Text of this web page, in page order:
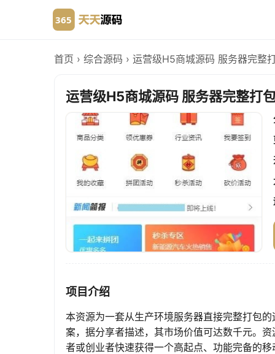
首页 › 综合源码 › 运营级H5商城源码 服务器完整
运营级H5商城源码 服务器完整打
项目介绍
本资源为一套从生产环境服务器直接完整打包
案，据分享者描述，其市场价值可达数千元。
者或创业者快速获得一个高起点、功能完备的